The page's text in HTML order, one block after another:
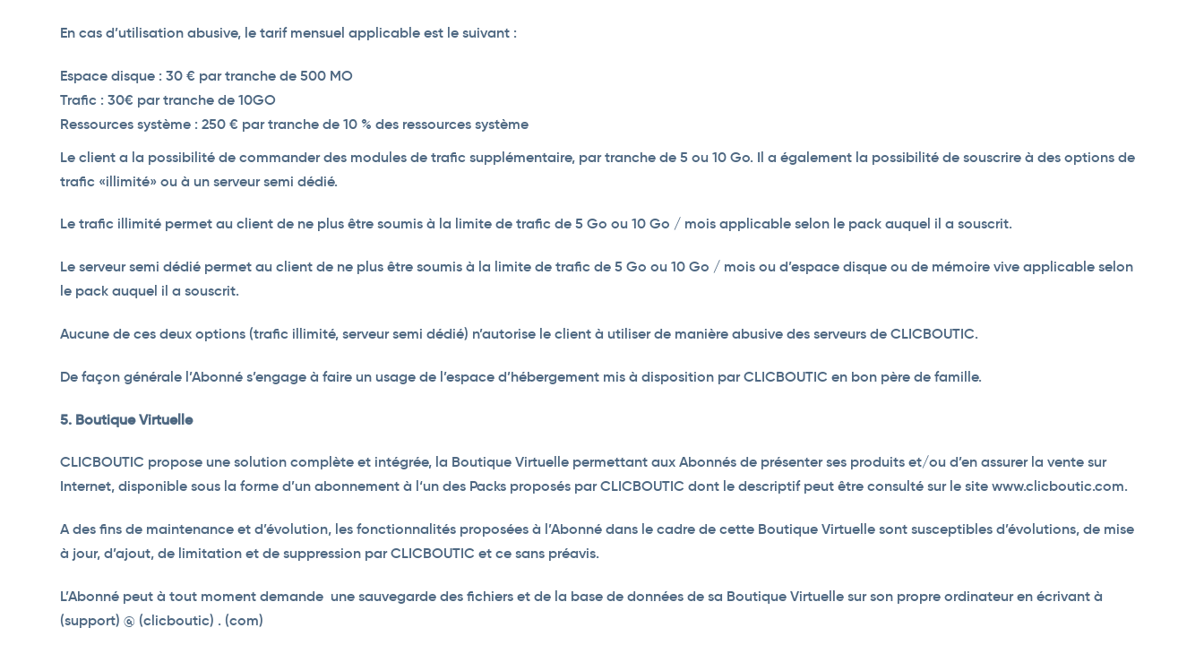
En cas d’utilisation abusive, le tarif mensuel applicable est le suivant :
Espace disque : 30 € par tranche de 500 MO
Trafic : 30€ par tranche de 10GO
Ressources système : 250 € par tranche de 10 % des ressources système
Le client a la possibilité de commander des modules de trafic supplémentaire, par tranche de 5 ou 10 Go. Il a également la possibilité de souscrire à des options de
trafic «illimité» ou à un serveur semi dédié.
Le trafic illimité permet au client de ne plus être soumis à la limite de trafic de 5 Go ou 10 Go / mois applicable selon le pack auquel il a souscrit.
Le serveur semi dédié permet au client de ne plus être soumis à la limite de trafic de 5 Go ou 10 Go / mois ou d’espace disque ou de mémoire vive applicable selon
le pack auquel il a souscrit.
Aucune de ces deux options (trafic illimité, serveur semi dédié) n’autorise le client à utiliser de manière abusive des serveurs de CLICBOUTIC.
De façon générale l’Abonné s’engage à faire un usage de l’espace d’hébergement mis à disposition par CLICBOUTIC en bon père de famille.
5. Boutique Virtuelle
CLICBOUTIC propose une solution complète et intégrée, la Boutique Virtuelle permettant aux Abonnés de présenter ses produits et/ou d’en assurer la vente sur
Internet, disponible sous la forme d’un abonnement à l‘un des Packs proposés par CLICBOUTIC dont le descriptif peut être consulté sur le site www.clicboutic.com.
A des fins de maintenance et d’évolution, les fonctionnalités proposées à l’Abonné dans le cadre de cette Boutique Virtuelle sont susceptibles d’évolutions, de mise
à jour, d’ajout, de limitation et de suppression par CLICBOUTIC et ce sans préavis.
L’Abonné peut à tout moment demande une sauvegarde des fichiers et de la base de données de sa Boutique Virtuelle sur son propre ordinateur en écrivant à
(support) @ (clicboutic) . (com)